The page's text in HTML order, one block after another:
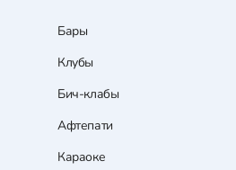
Бары
Клубы
Бич-клабы
Афтепати
Караоке